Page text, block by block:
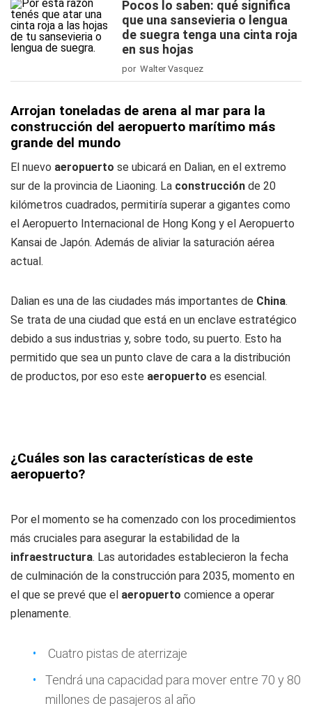
Pocos lo saben: qué significa
que una sansevieria o lengua
de suegra tenga una cinta roja
en sus hojas
por Walter Vasquez
Arrojan toneladas de arena al mar para la
construcción del aeropuerto marítimo más
grande del mundo
El nuevo aeropuerto se ubicará en Dalian, en el extremo
sur de la provincia de Liaoning. La construcción de 20
kilómetros cuadrados, permitiría superar a gigantes como
el Aeropuerto Internacional de Hong Kong y el Aeropuerto
Kansai de Japón. Además de aliviar la saturación aérea
actual.
Dalian es una de las ciudades más importantes de China.
Se trata de una ciudad que está en un enclave estratégico
debido a sus industrias y, sobre todo, su puerto. Esto ha
permitido que sea un punto clave de cara a la distribución
de productos, por eso este aeropuerto es esencial.
¿Cuáles son las características de este
aeropuerto?
Por el momento se ha comenzado con los procedimientos
más cruciales para asegurar la estabilidad de la
infraestructura. Las autoridades establecieron la fecha
de culminación de la construcción para 2035, momento en
el que se prevé que el aeropuerto comience a operar
plenamente.
Cuatro pistas de aterrizaje
Tendrá una capacidad para mover entre 70 y 80
millones de pasajeros al año